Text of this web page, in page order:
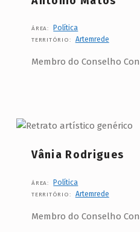
ÁREA: Política
TERRITÓRIO: Artemrede
Membro do Conselho
Vânia Rodrigues
ÁREA: Política
TERRITÓRIO: Artemrede
Membro do Conselho